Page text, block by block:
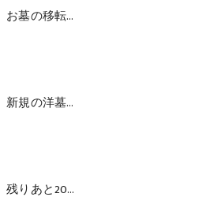
お墓の移転工事を行いました
新規の洋墓を据付工事いたしました
残りあと20日！特別価格の墓石：洋墓５基＆和墓２基紹介《２月２８日まで》